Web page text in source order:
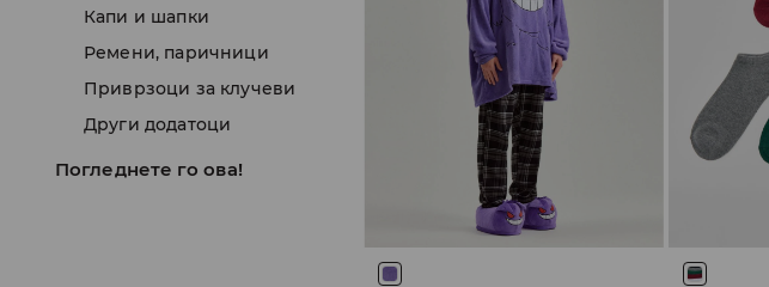
Капи и шапки
Ремени, паричници
Приврзоци за клучеви
Други додатоци
Погледнете го ова!